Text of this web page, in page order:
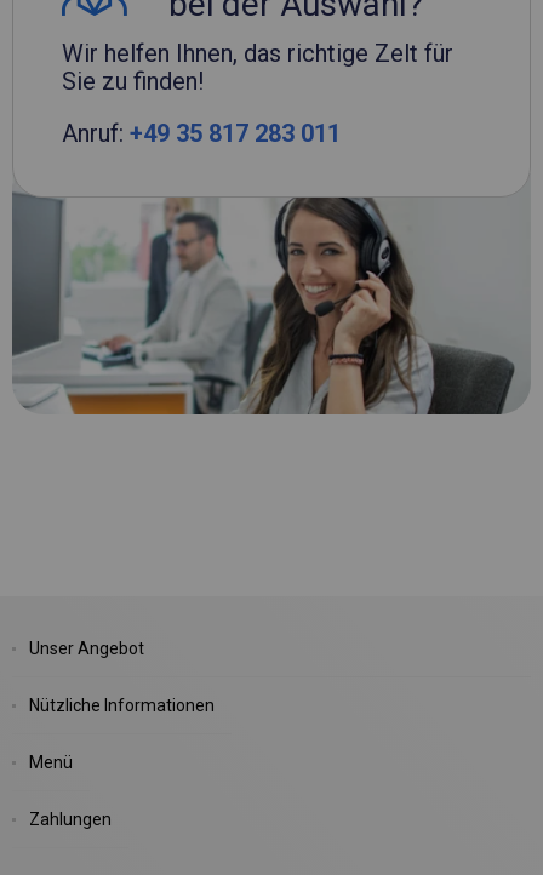
Wir helfen Ihnen, das richtige Zelt für
Sie zu finden!
Anruf: +49 35 817 283 011
Unser Angebot
Nützliche Informationen
Menü
Zahlungen